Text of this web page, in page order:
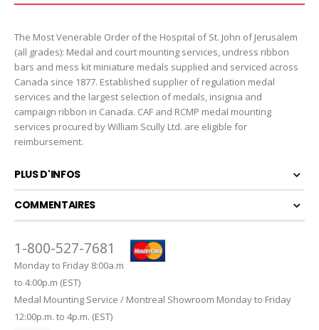
The Most Venerable Order of the Hospital of St. John of Jerusalem
(all grades): Medal and court mounting services, undress ribbon
bars and mess kit miniature medals supplied and serviced across
Canada since 1877. Established supplier of regulation medal
services and the largest selection of medals, insignia and
campaign ribbon in Canada. CAF and RCMP medal mounting
services procured by William Scully Ltd. are eligible for
reimbursement.
PLUS D'INFOS
COMMENTAIRES
1-800-527-7681
Monday to Friday 8:00a.m
to 4:00p.m (EST)
Medal Mounting Service / Montreal Showroom Monday to Friday
12:00p.m. to 4p.m. (EST)